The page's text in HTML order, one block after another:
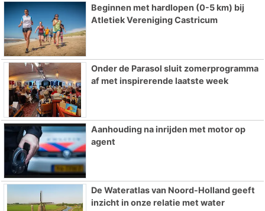
Beginnen met hardlopen (0-5 km) bij
Atletiek Vereniging Castricum
Onder de Parasol sluit zomerprogramma
af met inspirerende laatste week
Aanhouding na inrijden met motor op
agent
De Wateratlas van Noord-Holland geeft
inzicht in onze relatie met water